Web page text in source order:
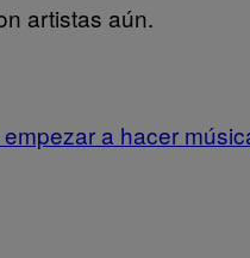
artistas aún.
a hacer